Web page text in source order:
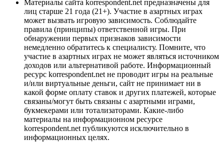
Материалы сайта korrespondent.net предназначены для
лиц старше 21 года (21+). Участие в азартных играх
может вызвать игровую зависимость. Соблюдайте
правила (принципы) ответственной игры. При
обнаружении первых признаков зависимости
немедленно обратитесь к специалисту. Помните, что
участие в азартных играх не может являться источником
доходов или альтернативой работе. Информационный
ресурс korrespondent.net не проводит игры на реальные
и/или виртуальные деньги, сайт не принимает ни в
какой форме оплату ставок и других платежей, которые
связаны/могут быть связаны с азартными играми,
букмекерами или тотализаторами. Какие-либо
материалы на информационном ресурсе
korrespondent.net публикуются исключительно в
информационных целях.